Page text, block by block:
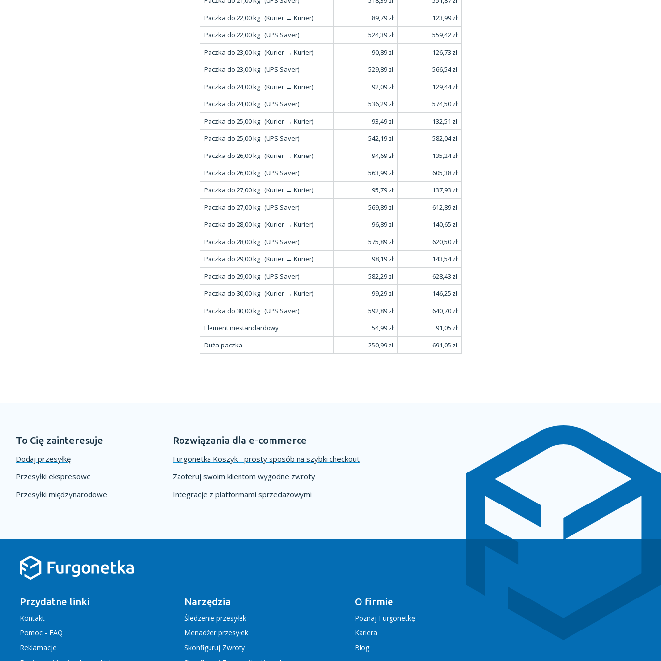
Paczka do 22,00 kg (Kurier → Kurier) 89,79 zł
123,99 zł
Paczka do 22,00 kg (UPS Saver) 524,39 zł
559,42 zł
Paczka do 23,00 kg (Kurier → Kurier) 90,89 zł
126,73 zł
Paczka do 23,00 kg (UPS Saver) 529,89 zł
566,54 zł
Paczka do 24,00 kg (Kurier → Kurier) 92,09 zł
129,44 zł
Paczka do 24,00 kg (UPS Saver) 536,29 zł
574,50 zł
Paczka do 25,00 kg (Kurier → Kurier) 93,49 zł
132,51 zł
Paczka do 25,00 kg (UPS Saver) 542,19 zł
582,04 zł
Paczka do 26,00 kg (Kurier → Kurier) 94,69 zł
135,24 zł
Paczka do 26,00 kg (UPS Saver) 563,99 zł
605,38 zł
Paczka do 27,00 kg (Kurier → Kurier) 95,79 zł
137,93 zł
Paczka do 27,00 kg (UPS Saver) 569,89 zł
612,89 zł
Paczka do 28,00 kg (Kurier → Kurier) 96,89 zł
140,65 zł
Paczka do 28,00 kg (UPS Saver) 575,89 zł
620,50 zł
Paczka do 29,00 kg (Kurier → Kurier) 98,19 zł
143,54 zł
Paczka do 29,00 kg (UPS Saver) 582,29 zł
628,43 zł
Paczka do 30,00 kg (Kurier → Kurier) 99,29 zł
146,25 zł
Paczka do 30,00 kg (UPS Saver) 592,89 zł
640,70 zł
Element niestandardowy
54,99 zł
91,05 zł
Duża paczka
250,99 zł 691,05 zł
To Cię zainteresuje
Dodaj przesyłkę
Przesyłki ekspresowe
Przesyłki międzynarodowe
Rozwiązania dla e-commerce
Furgonetka Koszyk - prosty sposób na szybki checkout
Zaoferuj swoim klientom wygodne zwroty
Integracje z platformami sprzedażowymi
Przydatne linki
Kontakt
Pomoc - FAQ
Reklamacje
Narzędzia
Śledzenie przesyłek
Menadżer przesyłek
Skonfiguruj Zwroty
O firmie
Poznaj Furgonetkę
Kariera
Blog